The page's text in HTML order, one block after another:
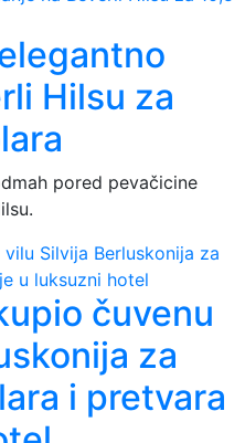
Hilsu za
pored pevačicine
čuvenu
za
i pretvara